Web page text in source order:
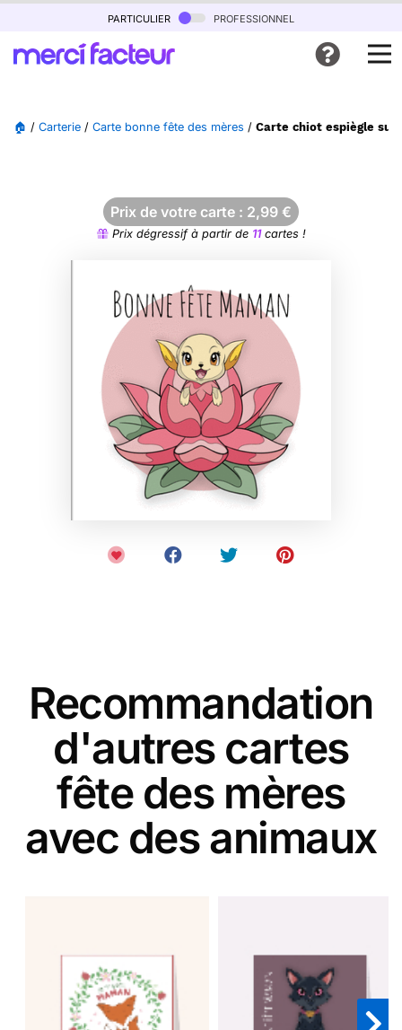
particulier professionnel
🏠 / Carterie / Carte bonne fête des mères / Carte chiot espiègle sur
Prix de votre carte : 2,99 €
Prix dégressif à partir de 11cartes !
Recommandation
d'autres cartes
fête des mères
avec des animaux